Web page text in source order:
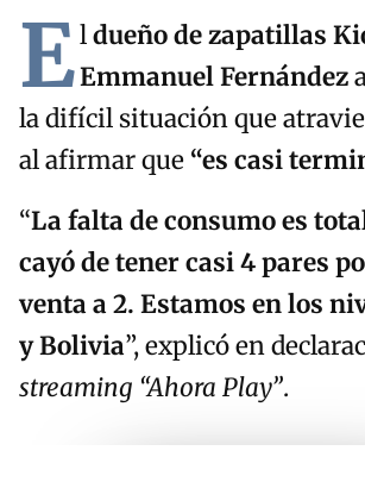
Eldueño de zapatillas
Emmanuel Fernández
la difícil situación que
al afirmar que “es casi
“La falta de consumo es
cayó de tener casi 4 pares
venta a 2. Estamos en los
y Bolivia”, explicó en
streaming “Ahora Play”.